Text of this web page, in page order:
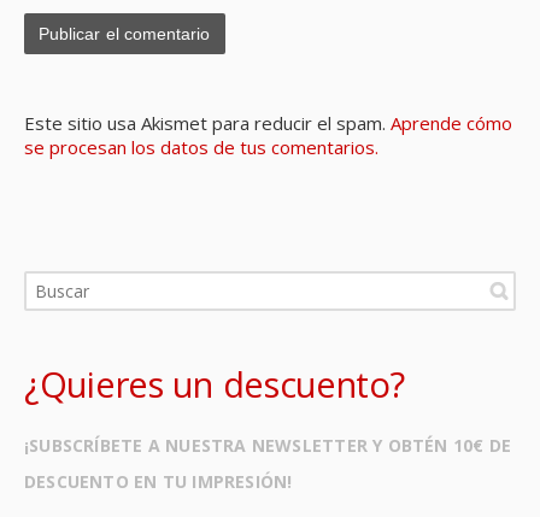
Este sitio usa Akismet para reducir el spam. Aprende cómo
se procesan los datos de tus comentarios.
¿Quieres un descuento?
¡SUBSCRÍBETE A NUESTRA NEWSLETTER Y OBTÉN 10€ DE
DESCUENTO EN TU IMPRESIÓN!